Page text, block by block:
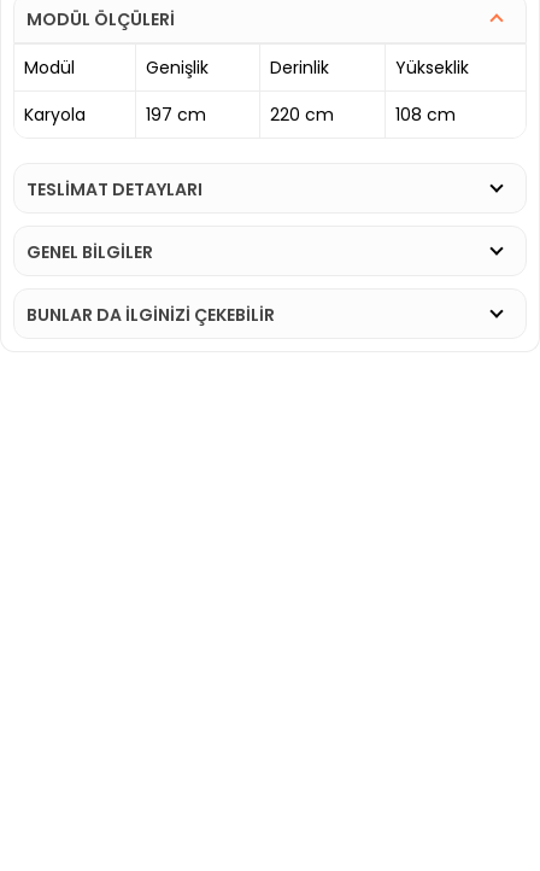
MODÜL ÖLÇÜLERİ
Modül
Genişlik Derinlik
Yükseklik
Karyola
197 cm 220 cm 108 cm
TESLİMAT DETAYLARI
GENEL BİLGİLER
BUNLAR DA İLGINIZI ÇEKEBILIR